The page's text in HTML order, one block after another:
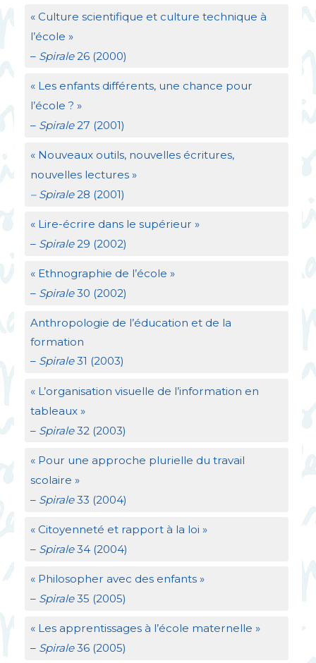
« Culture scientifique et culture technique à
l’école »
– Spirale26 (2000)
« Les enfants différents, une chance pour
l’école ? »
– Spirale27 (2001)
« Nouveaux outils, nouvelles écritures,
nouvelles lectures »
– Spirale28 (2001)
« Lire-écrire dans le supérieur »
– Spirale29 (2002)
« Ethnographie de l’école »
– Spirale30 (2002)
Anthropologie de l’éducation et de la
formation
– Spirale31 (2003)
« L’organisation visuelle de l’information en
tableaux »
– Spirale32 (2003)
« Pour une approche plurielle du travail
scolaire »
– Spirale33 (2004)
« Citoyenneté et rapport à la loi »
– Spirale34 (2004)
« Philosopher avec des enfants »
– Spirale35 (2005)
« Les apprentissages à l’école maternelle »
– Spirale36 (2005)